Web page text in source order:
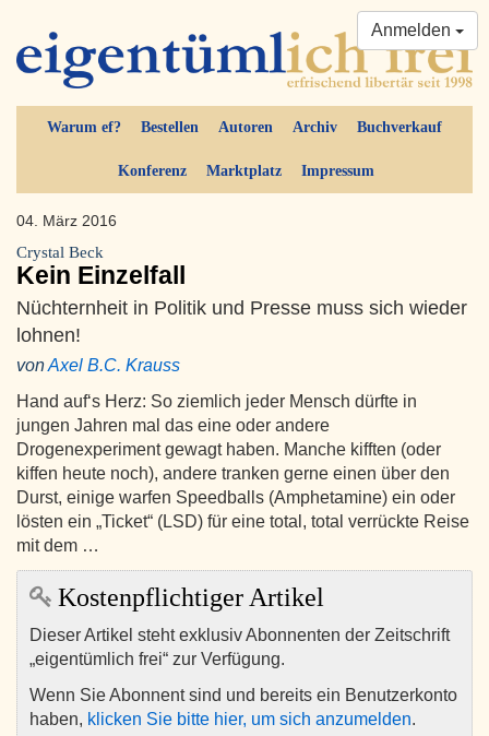
Warum ef? Bestellen Autoren Archiv Buchverkauf
Konferenz Marktplatz Impressum
Anmelden
04. März 2016
Crystal Beck
Kein Einzelfall
Nüchternheit in Politik und Presse muss sich wieder
lohnen!
vonAxel B.C. Krauss
Hand auf‘s Herz: So ziemlich jeder Mensch dürfte in
jungen Jahren mal das eine oder andere
Drogenexperiment gewagt haben. Manche kifften (oder
kiffen heute noch), andere tranken gerne einen über den
Durst, einige warfen Speedballs (Amphetamine) ein oder
lösten ein „Ticket“ (LSD) für eine total, total verrückte Reise
mit dem …
Kostenpflichtiger Artikel
Dieser Artikel steht exklusiv Abonnenten der Zeitschrift
„eigentümlich frei“ zur Verfügung.
Wenn Sie Abonnent sind und bereits ein Benutzerkonto
haben, klicken Sie bitte hier, um sich anzumelden.